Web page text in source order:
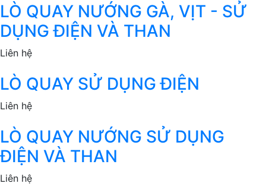
LÒ QUAY NƯỚNG GÀ, VỊT - SỬ
DỤNG ĐIỆN VÀ THAN
Liên hệ
LÒ QUAY SỬ DỤNG ĐIỆN
Liên hệ
LÒ QUAY NƯỚNG SỬ DỤNG
ĐIỆN VÀ THAN
Liên hệ